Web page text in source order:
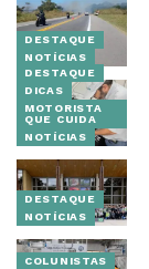
DESTAQUE
NOTÍCIAS
DESTAQUE
DICAS
MOTORISTA
QUE CUIDA
NOTÍCIAS
DESTAQUE
NOTÍCIAS
COLUNISTAS